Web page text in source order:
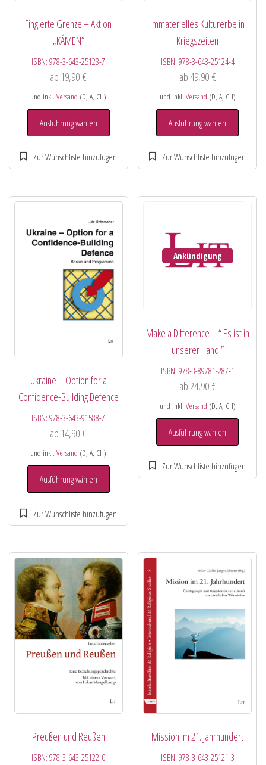
Fingierte Grenze – Aktion
„KÁMEN”
ISBN:978-3-643-25123-7
ab 19,90€
und inkl.Versand (D, A, CH)
Ausführung wählen
Immaterielles Kulturerbe in
Kriegszeiten
ISBN: 978-3-643-25124-4
ab49,90 €
und inkl. Versand (D, A, CH)
Ausführung wählen
Ukraine – Option for a
Confidence-Building Defence
ISBN:978-3-643-91588-7
ab 14,90€
und inkl.Versand (D, A, CH)
Ausführung wählen
Ankündigung
Make a Difference – “ Es ist in
unserer Hand!”
ISBN: 978-3-89781-287-1
ab 24,90 €
und inkl. Versand (D, A, CH)
Ausführung wählen
Preußen und Reußen
ISBN:978-3-643-25122-0
Mission im 21. Jahrhundert
ISBN: 978-3-643-25121-3